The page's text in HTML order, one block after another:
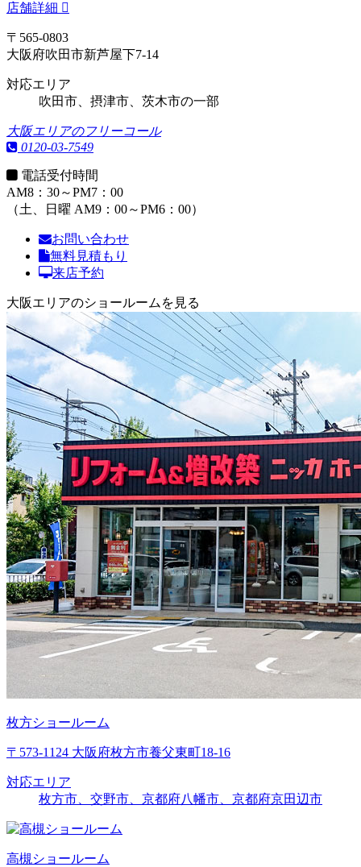
店舗詳細
〒565-0803
大阪府吹田市新芦屋下7-14
対応エリア
吹田市、摂津市、茨木市の一部
大阪エリアのフリーコール
0120-03-7549
電話受付時間
AM8：30～PM7：00
（土、日曜 AM9：00～PM6：00）
お問い合わせ
無料見積もり
来店予約
大阪エリアのショールームを見る
枚方ショールーム
〒573-1124 大阪府枚方市養父東町18-16
対応エリア
枚方市、交野市、京都府八幡市、京都府京田辺市
高槻ショールーム